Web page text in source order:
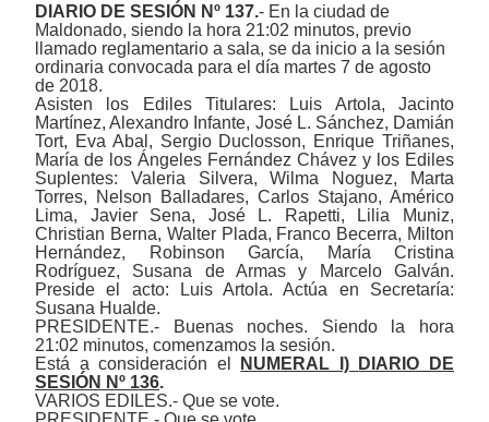
DIARIO DE SESIÓN Nº 137.- En la ciudad de
Maldonado, siendo la hora 21:02 minutos, previo
llamado reglamentario a sala, se da inicio a la sesión
ordinaria convocada para el día martes 7 de agosto
de 2018.
Asisten los Ediles Titulares: Luis Artola, Jacinto
Martínez, Alexandro Infante, José L. Sánchez, Damián
Tort, Eva Abal, Sergio Duclosson, Enrique Triñanes,
María de los Ángeles Fernández Chávez y los Ediles
Suplentes: Valeria Silvera, Wilma Noguez, Marta
Torres, Nelson Balladares, Carlos Stajano, Américo
Lima, Javier Sena, José L. Rapetti, Lilia Muniz,
Christian Berna, Walter Plada, Franco Becerra, Milton
Hernández, Robinson García, María Cristina
Rodríguez, Susana de Armas y Marcelo Galván.
Preside el acto: Luis Artola. Actúa en Secretaría:
Susana Hualde.
PRESIDENTE.- Buenas noches. Siendo la hora
21:02 minutos, comenzamos la sesión.
Está a consideración el
NUMERAL I)
DIARIO DE
SESIÓN Nº 136.
VARIOS EDILES.- Que se vote.